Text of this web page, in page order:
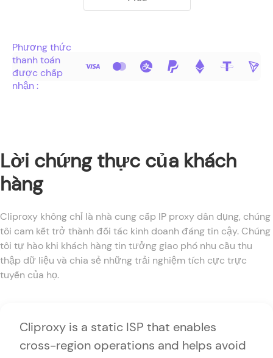
Phương thức
thanh toán
được chấp
nhận :
Lời chứng thực của khách
hàng
Cliproxy không chỉ là nhà cung cấp IP proxy dân dụng, chúng
tôi cam kết trở thành đối tác kinh doanh đáng tin cậy. Chúng
tôi tự hào khi khách hàng tin tưởng giao phó nhu cầu thu
thập dữ liệu và chia sẻ những trải nghiệm tích cực trực
tuyến của họ.
Cliproxy is a static ISP that enables
cross-region operations and helps avoid